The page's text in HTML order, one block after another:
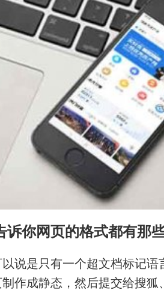
要于观察特定技术，或跟踪
源和免费技术的专门支持者
诉你网页的格式都有那
说是只有一个超文档标记语
作成静态，然后提交给搜狐